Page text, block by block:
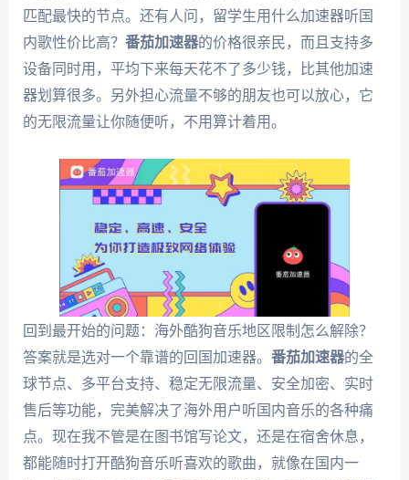
匹配最快的节点。还有人问，留学生用什么加速器听国
内歌性价比高？ 番茄加速器的价格很亲民，而且支持多
设备同时用，平均下来每天花不了多少钱，比其他加速
器划算很多。另外担心流量不够的朋友也可以放心，它
的无限流量让你随便听，不用算计着用。
回到最开始的问题：海外酷狗音乐地区限制怎么解除？
答案就是选对一个靠谱的回国加速器。 番茄加速器的全
球节点、多平台支持、稳定无限流量、安全加密、实时
售后等功能，完美解决了海外用户听国内音乐的各种痛
点。现在我不管是在图书馆写论文，还是在宿舍休息，
都能随时打开酷狗音乐听喜欢的歌曲，就像在国内一